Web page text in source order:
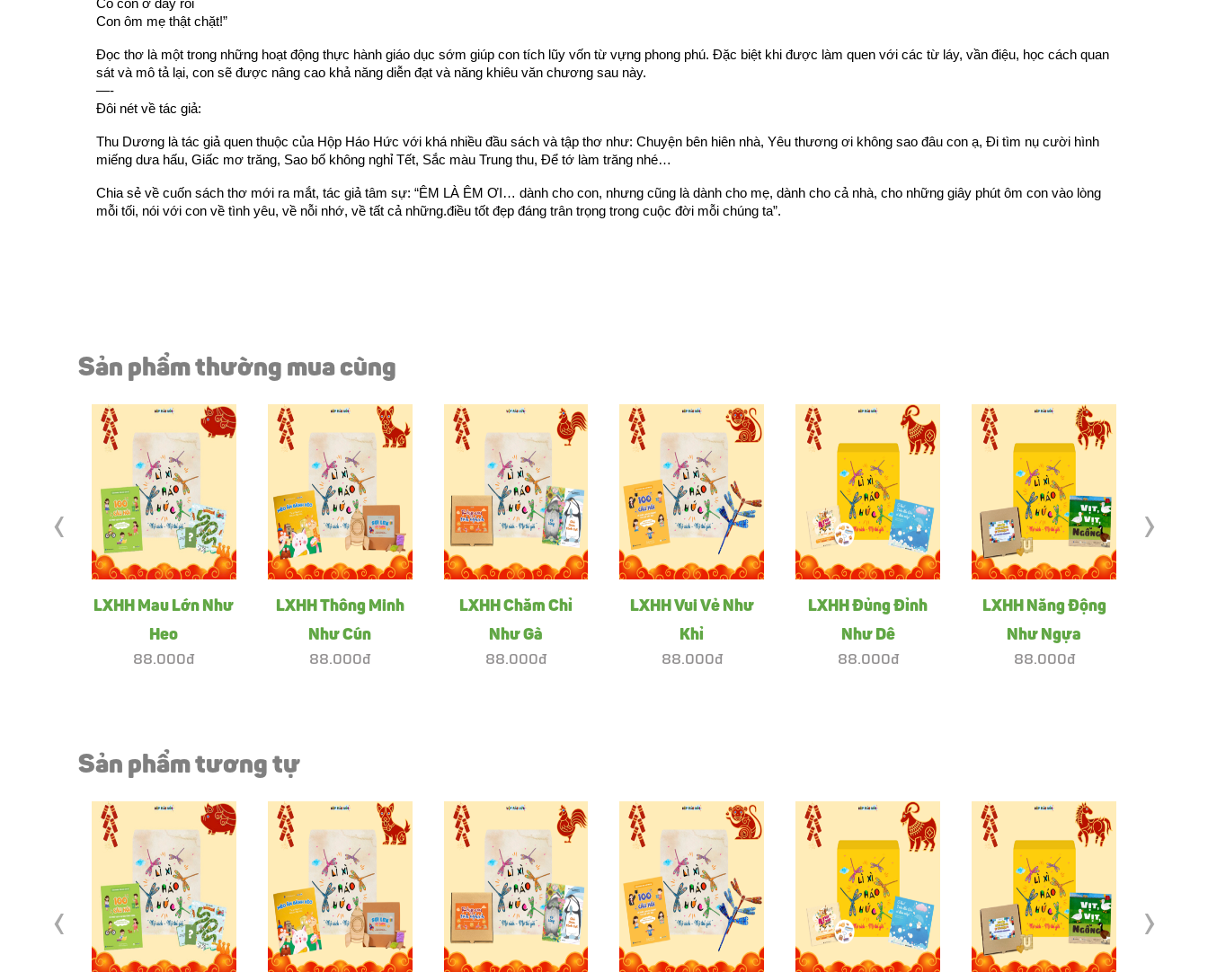
Có con ở đây rồi
Con ôm mẹ thật chặt!”
Đọc thơ là một trong những hoạt động thực hành giáo dục sớm giúp con tích lũy vốn từ vựng phong phú. Đặc biệt khi được làm quen với các từ láy, vần điệu, học cách quan
sát và mô tả lại, con sẽ được nâng cao khả năng diễn đạt và năng khiêu văn chương sau này.
—-
Đôi nét về tác giả:
Thu Dương là tác giả quen thuộc của Hộp Háo Hức với khá nhiều đầu sách và tập thơ như: Chuyện bên hiên nhà, Yêu thương ơi không sao đâu con ạ, Đi tìm nụ cười hình
miếng dưa hấu, Giấc mơ trăng, Sao bố không nghỉ Tết, Sắc màu Trung thu, Để tớ làm trăng nhé…
Chia sẻ về cuốn sách thơ mới ra mắt, tác giả tâm sự: “ÊM LÀ ÊM ƠI… dành cho con, nhưng cũng là dành cho mẹ, dành cho cả nhà, cho những giây phút ôm con vào lòng
mỗi tối, nói với con về tình yêu, về nỗi nhớ, về tất cả những.điều tốt đẹp đáng trân trọng trong cuộc đời mỗi chúng ta”.
Sản phẩm thường mua cùng
LXHH Mau Lớn Như
Heo
88.000đ
LXHH Thông Minh
Như Cún
88.000đ
LXHH Chăm Chỉ
Như Gà
88.000đ
LXHH Vui Vẻ Như
Khỉ
88.000đ
LXHH Đủng Đỉnh
Như Dê
88.000đ
LXHH Năng Động
Như Ngựa
88.000đ
‹ ›
Sản phẩm tương tự
‹ ›